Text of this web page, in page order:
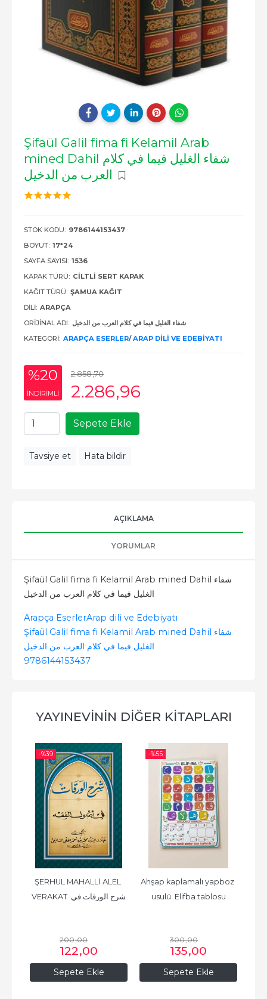
Şifaül Galil fima fi Kelamil Arab
mined Dahil شفاء الغليل فيما في كلام
STOK KODU: 9786144153437
BOYUT: 17*24
SAYFA SAYISI: 1536
KAPAK TÜRÜ: CILTLI SERT KAPAK
KAĞIT TÜRÜ: ŞAMUA KAĞIT
DILI: ARAPÇA
ORIJINAL ADI: شفاء الغليل فيما في كلام العرب من الدخيل
KATEGORI: ARAPÇA ESERLER/ARAP DILI VE EDEBIYATI
%20
INDIRIMLI
2.858,70
2.286,96
Sepete Ekle
Tavsiye et Hata bildir
AÇIKLAMA
YORUMLAR
Şifaül Galil fima fi Kelamil Arab mined Dahil شفاء
الغليل فيما في كلام العرب من الدخيل
Arapça EserlerArap dili ve Edebiyatı
Şifaül Galil fima fi Kelamil Arab mined Dahil شفاء
الغليل فيما في كلام العرب من الدخيل
9786144153437
YAYINEVININ DIĞER KITAPLARI
-%39
Sepete Ekle
ŞERHUL MAHALLİ ALEL
VERAKAT شرح الورقات في
200,00
122,00
-%55
Sepete Ekle
Ahşap kaplamalı yapboz
usulü  Elifba tablosu
300,00
135,00